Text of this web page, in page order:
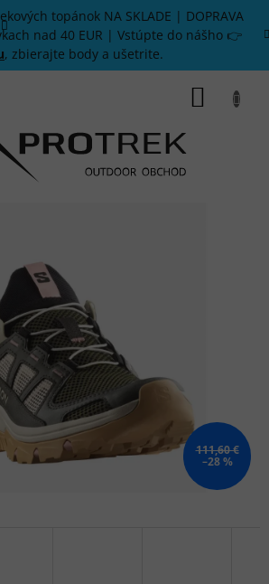
topánok NA SKLADE | DOPRAVA
nad 40 EUR | Vstúpte do nášho 👉
, zbierajte body a ušetrite.
111,60 €
–28 %